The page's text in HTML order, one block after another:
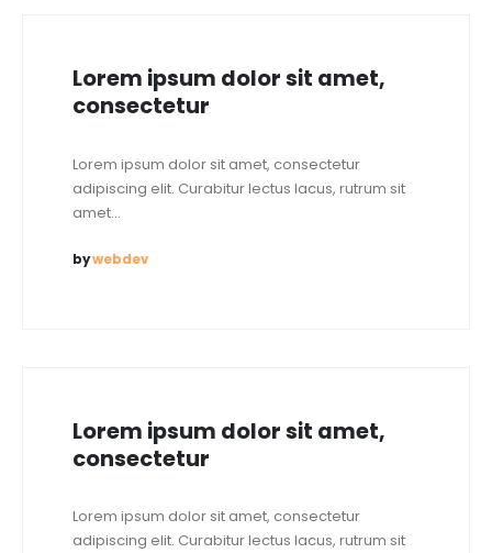
Lorem ipsum dolor sit amet,
consectetur
Lorem ipsum dolor sit amet, consectetur
adipiscing elit. Curabitur lectus lacus, rutrum sit
amet...
bywebdev
Lorem ipsum dolor sit amet,
consectetur
Lorem ipsum dolor sit amet, consectetur
adipiscing elit. Curabitur lectus lacus, rutrum sit